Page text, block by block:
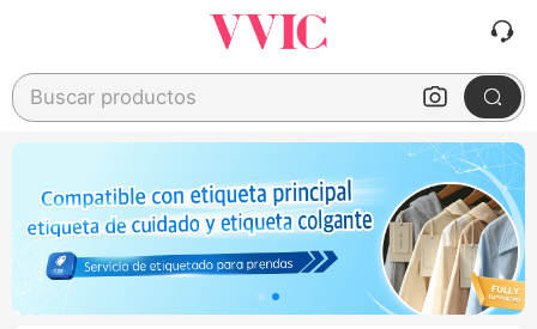
Buscar productos